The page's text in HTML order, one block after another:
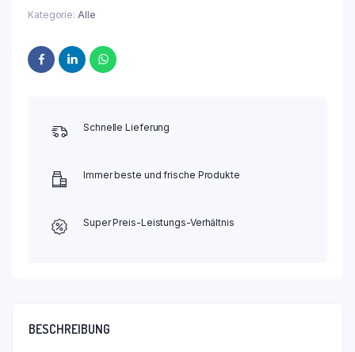
Kategorie: Alle
Schnelle Lieferung
Immer beste und frische Produkte
Super Preis-Leistungs-Verhältnis
BESCHREIBUNG